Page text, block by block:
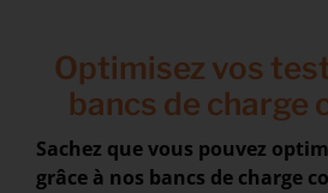
Optimisez vos
bancs de charge
Sachez que vous pouvez
grâce à nos bancs de charge